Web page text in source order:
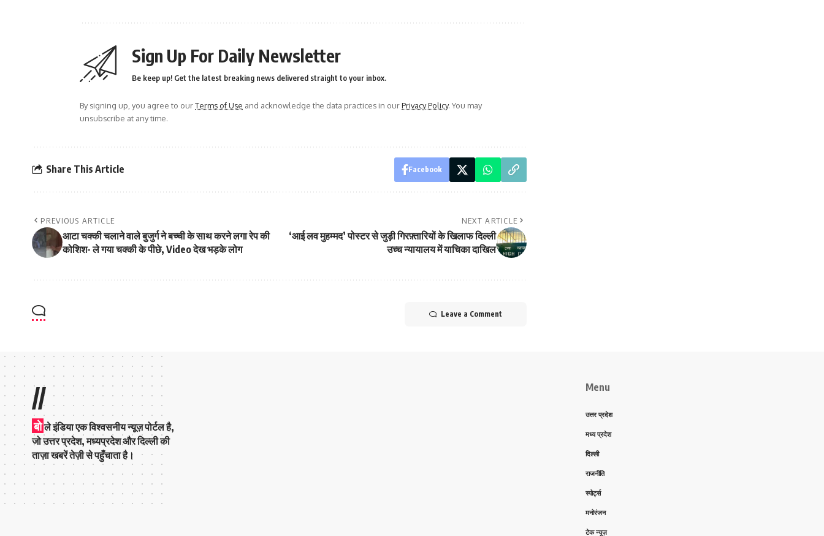
Sign Up For Daily Newsletter
Be keep up! Get the latest breaking news delivered straight to your inbox.
By signing up, you agree to ourTerms of Use and acknowledge the data practices in ourPrivacy Policy. You may
unsubscribe at any time.
Share This Article Facebook
PREVIOUS ARTICLE
आटा चक्की चलाने वाले बुजुर्ग ने बच्ची के साथ करने लगा रेप की
कोशिश- ले गया चक्की के पीछे, Video देख भड़के लोग
NEXT ARTICLE
‘आई लव मुहम्मद’ पोस्टर से जुड़ी गिरफ़्तारियों के खिलाफ दिल्ली
उच्च न्यायालय में याचिका दाखिल
Leave a Comment
//
बो ले इंडिया एक विश्वसनीय न्यूज़ पोर्टल है,
जो उत्तर प्रदेश, मध्यप्रदेश और दिल्ली की
ताज़ा खबरें तेज़ी से पहुँचाता है।
Menu
उत्तर प्रदेश
मध्य प्रदेश
दिल्ली
राजनीति
स्पोर्ट्स
मनोरंजन
टेक न्यूज़